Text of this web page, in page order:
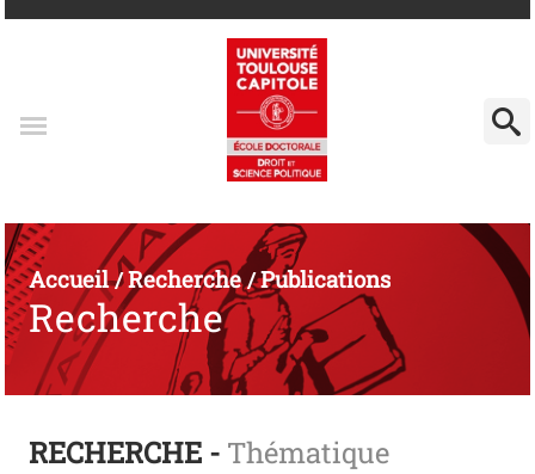
Accueil/Recherche/Publications
Recherche
RECHERCHE - Thématique